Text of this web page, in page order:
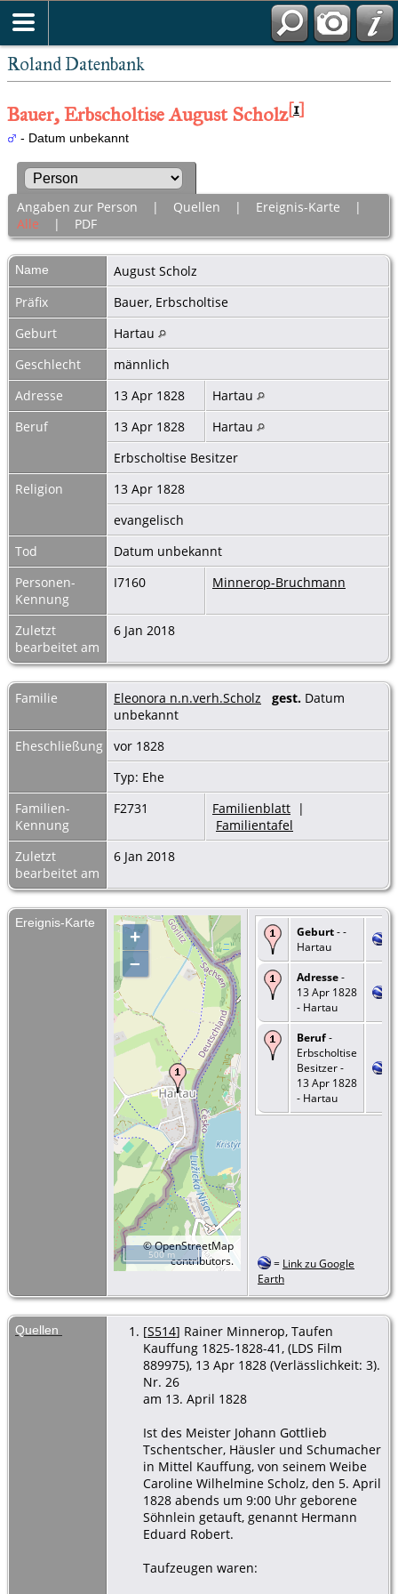
Roland Datenbank
Bauer, Erbscholtise August Scholz[1]
- Datum unbekannt
Angaben zur Person | Quellen | Ereignis-Karte |
Alle | PDF
Name August Scholz
Präfix
Bauer, Erbscholtise
Geburt
Hartau
Geschlecht
männlich
Adresse
13 Apr 1828
Hartau
Beruf
13 Apr 1828
Hartau
Erbscholtise Besitzer
Religion
13 Apr 1828
evangelisch
Tod
Datum unbekannt
Personen-
Kennung
I7160 Minnerop-Bruchmann
Zuletzt
bearbeitet am
6 Jan 2018
Familie Eleonora n.n.verh.Scholz gest. Datum
unbekannt
Eheschließung
vor 1828
Typ: Ehe
Familien-
Kennung
F2731 Familienblatt |
Familientafel
Zuletzt
bearbeitet am
6 Jan 2018
Ereignis-Karte
+
–
©OpenStreetMap
contributors.
500 m
Geburt- -
Hartau
Adresse-
13 Apr 1828
- Hartau
Beruf-
Erbscholtise
Besitzer -
13 Apr 1828
- Hartau
= Link zu Google
Earth
Quellen [S514] Rainer Minnerop, Taufen
Kauffung 1825-1828-41, (LDS Film
889975), 13 Apr 1828 (Verlässlichkeit: 3).
Nr. 26
am 13. April 1828
Ist des Meister Johann Gottlieb
Tschentscher, Häusler und Schumacher
in Mittel Kauffung, von seinem Weibe
Caroline Wilhelmine Scholz, den 5. April
1828 abends um 9:00 Uhr geborene
Söhnlein getauft, genannt Hermann
Eduard Robert.
Taufzeugen waren: